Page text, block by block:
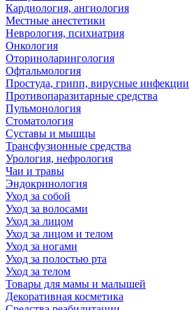
Кардиология, ангиология
Местные анестетики
Неврология, психиатрия
Онкология
Оториноларингология
Офтальмология
Простуда, грипп, вирусные инфекции
Противопаразитарные средства
Пульмонология
Стоматология
Суставы и мышцы
Трансфузионные средства
Урология, нефрология
Чаи и травы
Эндокринология
Уход за собой
Уход за волосами
Уход за лицом
Уход за лицом и телом
Уход за ногами
Уход за полостью рта
Уход за телом
Товары для мамы и малышей
Декоративная косметика